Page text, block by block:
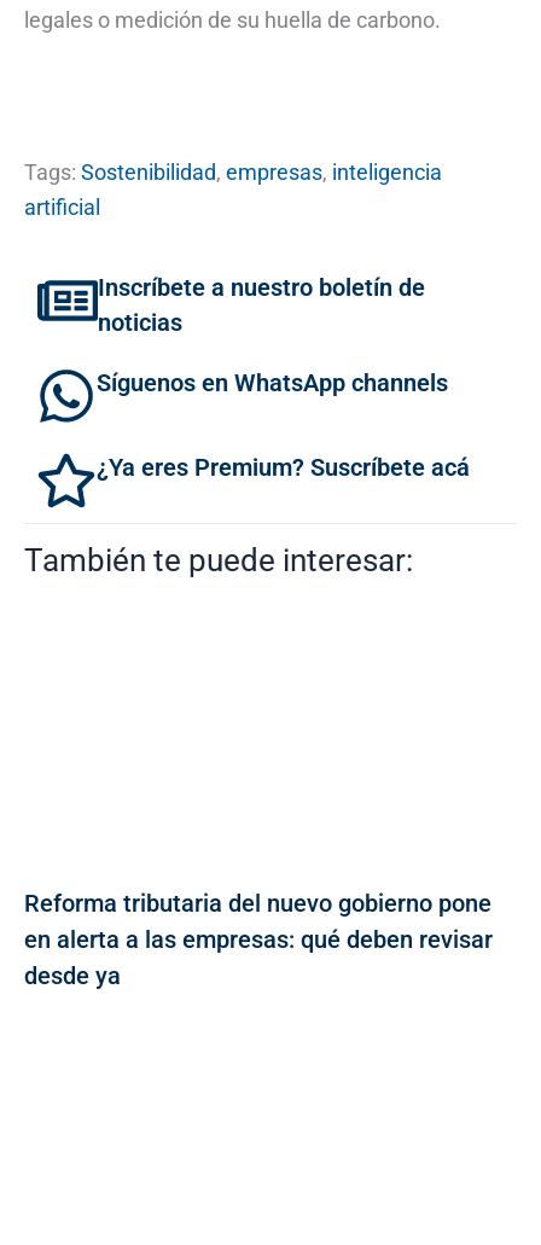
legales o medición de su huella de carbono.
Tags: Sostenibilidad, empresas, inteligencia
artificial
Inscríbete a nuestro boletín de
noticias
Síguenos en WhatsApp channels
¿Ya eres Premium? Suscríbete acá
También te puede interesar:
Reforma tributaria del nuevo gobierno pone
en alerta a las empresas: qué deben revisar
desde ya